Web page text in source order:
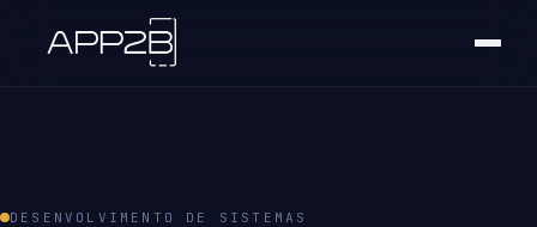
DESENVOLVIMENTO DE SISTEMAS